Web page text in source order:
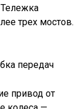
трех мостов.
передач
привод от